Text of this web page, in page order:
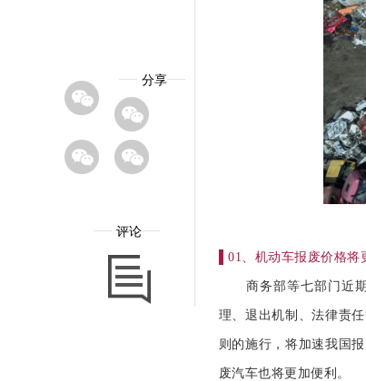
分享
评论
▌01、机动车报废价格将
商务部等七部门近期
理、退出机制、法律责
则的施行，将加速我国
废汽车也将更加便利。